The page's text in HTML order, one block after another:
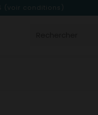
(voir conditions)